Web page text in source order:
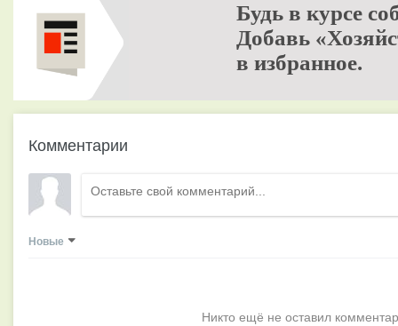
Будь в курсе
Добавь
в избранное.
Комментарии
Новые
Никто ещё не оставил